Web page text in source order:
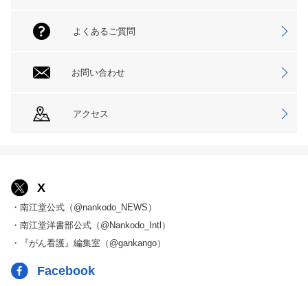
よくあるご質問
お問い合わせ
アクセス
X
・南江堂公式（@nankodo_NEWS）
・南江堂洋書部公式（@Nankodo_Intl）
・『がん看護』編集室（@gankango）
Facebook